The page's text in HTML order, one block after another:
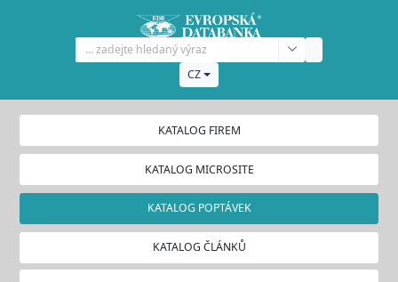
CZ
KATALOG FIREM
KATALOG MICROSITE
KATALOG POPTÁVEK
KATALOG ČLÁNKŮ